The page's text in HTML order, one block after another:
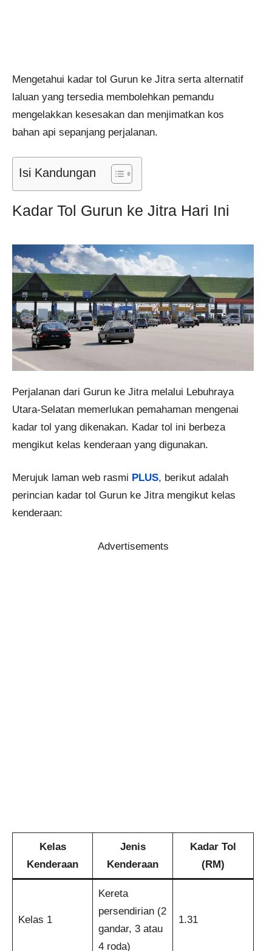
Mengetahui kadar tol Gurun ke Jitra serta alternatif
laluan yang tersedia membolehkan pemandu
mengelakkan kesesakan dan menjimatkan kos
bahan api sepanjang perjalanan.
Isi Kandungan
Kadar Tol Gurun ke Jitra Hari Ini
Perjalanan dari Gurun ke Jitra melalui Lebuhraya
Utara-Selatan memerlukan pemahaman mengenai
kadar tol yang dikenakan. Kadar tol ini berbeza
mengikut kelas kenderaan yang digunakan.
Merujuk laman web rasmi PLUS, berikut adalah
perincian kadar tol Gurun ke Jitra mengikut kelas
kenderaan:
Advertisements
Kelas
Kenderaan
Jenis
Kenderaan
Kadar Tol
(RM)
Kelas 1
Kereta
persendirian (2
gandar, 3 atau
4 roda)
1.31